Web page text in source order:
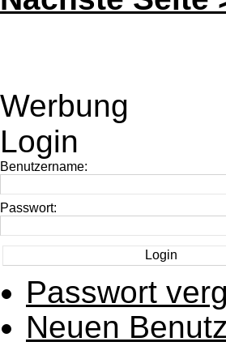
Werbung
Login
Benutzername:
Passwort:
Passwort
Neuen